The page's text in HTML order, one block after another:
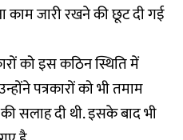
काम जारी रखने की छूट दी गई
को इस कठिन स्थिति में
पत्रकारों को भी तमाम
सलाह दी थी. इसके बाद भी